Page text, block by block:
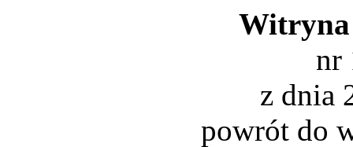
Witryna
nr
z dnia
powrót do